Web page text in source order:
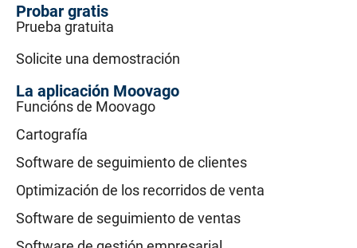
Probar gratis
Prueba gratuita
Solicite una demostración
La aplicación Moovago
Funcións de Moovago
Cartografía
Software de seguimiento de clientes
Optimización de los recorridos de venta
Software de seguimiento de ventas